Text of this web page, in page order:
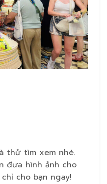
thử tìm xem nhé.
đưa hình ảnh cho
cho bạn ngay!